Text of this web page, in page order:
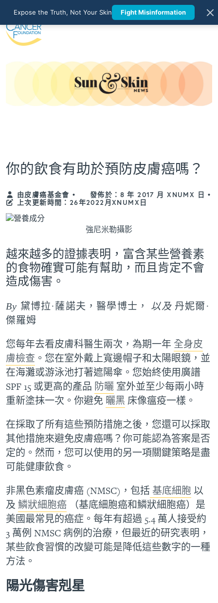
你的飲食有助於預防皮膚癌嗎？
由皮膚癌基金會 • 發佈於：8 年 2017 月 XNUMX 日 •
上次更新時間：26年2022月XNUMX日
強尼米勒攝影
越來越多的證據表明，富含某些營養素
的食物確實可能有幫助，而且肯定不會
造成傷害。
By 黛博拉·薩諾夫，醫學博士， 以及 丹妮爾·
傑羅姆
您每年去看皮膚科醫生兩次，為期一年 全身皮
膚檢查 。您在室外戴上寬邊帽子和太陽眼鏡，並
在海灘或游泳池打著遮陽傘。您始終使用廣譜
SPF 15 或更高的產品 防曬 室外並至少每兩小時
重新塗抹一次。你避免 曬黑 床像瘟疫一樣。
在採取了所有這些預防措施之後，您還可以採取
其他措施來避免皮膚癌嗎？你可能認為答案是否
定的。然而，您可以使用的另一項關鍵策略是盡
可能健康飲食。
非黑色素瘤皮膚癌 (NMSC)，包括 基底細胞 以
及 鱗狀細胞癌 （基底細胞癌和鱗狀細胞癌）是
美國最常見的癌症。每年有超過 5.4 萬人接受約
3 萬例 NMSC 病例的治療，但最近的研究表明，
某些飲食習慣的改變可能是降低這些數字的一種
方法。
陽光傷害剋星
Expose the Truth, Not Your Skin Fight Misinformation